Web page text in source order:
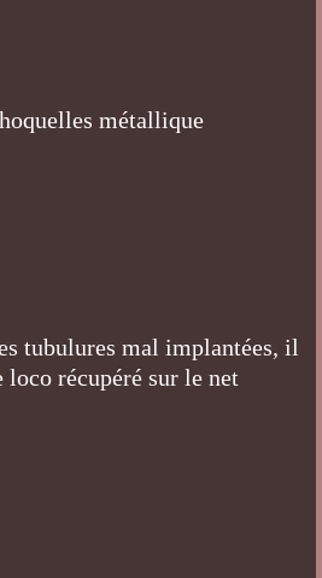
métallique
tubulures mal implantées, il
récupéré sur le net